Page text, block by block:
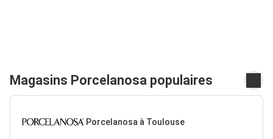
Magasins Porcelanosa populaires
Porcelanosa à Toulouse